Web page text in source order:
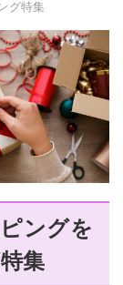
グ特集
ングを
集